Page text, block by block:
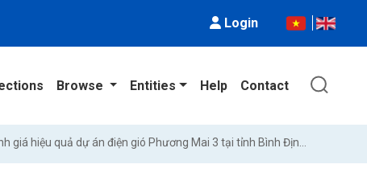
Login
Browse Entities Help Contact